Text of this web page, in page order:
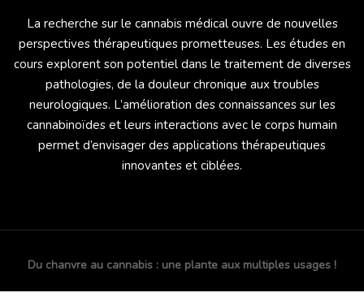
La recherche sur le cannabis médical ouvre de nouvelles
perspectives thérapeutiques prometteuses. Les études en
cours explorent son potentiel dans le traitement de diverses
pathologies, de la douleur chronique aux troubles
neurologiques. L’amélioration des connaissances sur les
cannabinoïdes et leurs interactions avec le corps humain
permet d’envisager des applications thérapeutiques
innovantes et ciblées.
Du chanvre au cannabis : une plante aux multiples usages !